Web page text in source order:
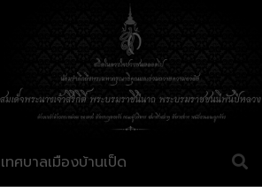
เทศบาลเมืองบ้านเป็ด